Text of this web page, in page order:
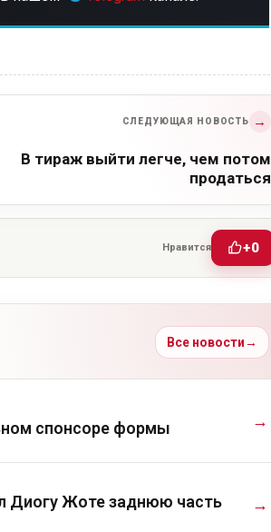
СЛЕДУЮЩАЯ НОВОСТЬ →
В тираж выйти легче, чем потом
продаться
Нравится +0
Все новости→
спонсоре формы →
Диогу Жоте заднюю часть
→